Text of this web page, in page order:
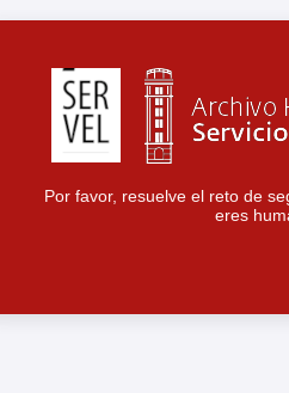
Por favor, resuelve el reto de
eres